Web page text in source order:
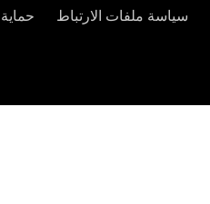
سياسة ملفات الارتباط حماية